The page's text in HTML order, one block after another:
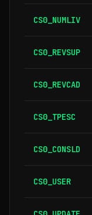
CS0_NUMLIV
CS0_REVSUP
CS0_REVCAD
CS0_TPESC
CS0_CONSLD
CS0_USER